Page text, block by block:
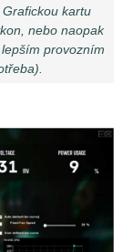
kartu
nebo naopak
provozním